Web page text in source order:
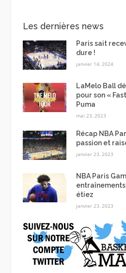
Les dernières news
Paris sait
dure !
janvier 14, 2024
LaMelo Ball
pour son «
Puma
mai 23, 2023
Récap NBA
passion et
janvier 23, 2023
NBA Paris
entraînements
étiez
janvier 23, 2023